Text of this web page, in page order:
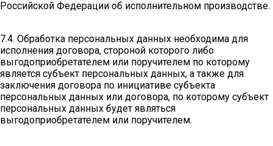
Российской Федерации об исполнительном производстве.
7.4. Обработка персональных данных необходима для
исполнения договора, стороной которого либо
выгодоприобретателем или поручителем по которому
является субъект персональных данных, а также для
заключения договора по инициативе субъекта
персональных данных или договора, по которому субъект
персональных данных будет являться
выгодоприобретателем или поручителем.